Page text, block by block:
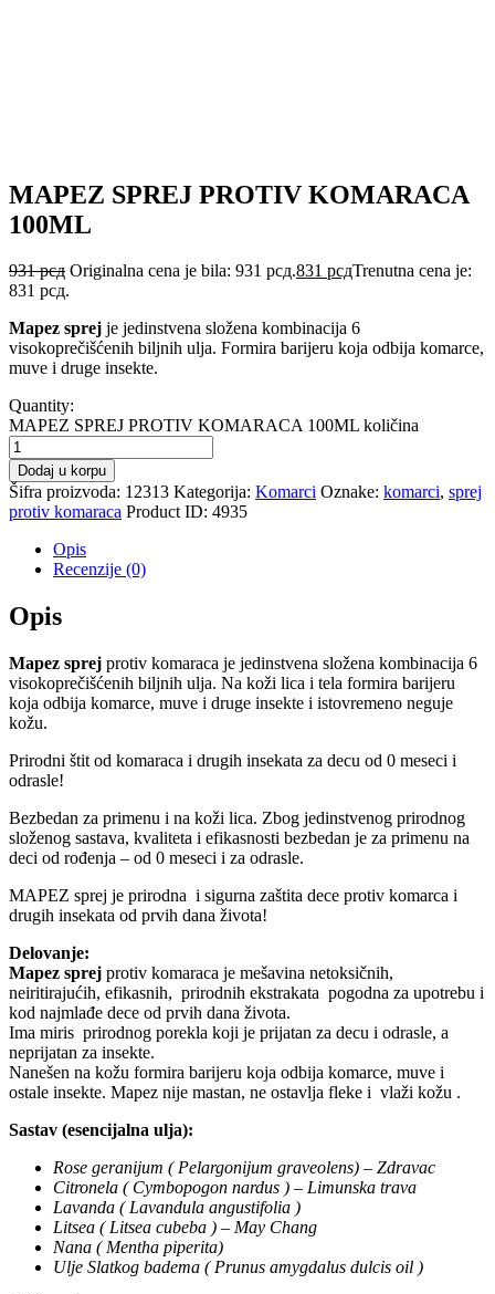
MAPEZ SPREJ PROTIV KOMARACA
100ML
931рсд Originalna cena je bila: 931 рсд.831 рсдTrenutna cena je:
831 рсд.
Mapez sprej je jedinstvena složena kombinacija 6
visokoprečišćenih biljnih ulja. Formira barijeru koja odbija komarce,
muve i druge insekte.
Quantity:
MAPEZ SPREJ PROTIV KOMARACA 100ML količina
Dodaj u korpu
Šifra proizvoda: 12313 Kategorija: Komarci Oznake: komarci, sprej
protiv komaraca Product ID: 4935
Opis
Recenzije (0)
Opis
Mapez sprej protiv komaraca je jedinstvena složena kombinacija 6
visokoprečišćenih biljnih ulja. Na koži lica i tela formira barijeru
koja odbija komarce, muve i druge insekte i istovremeno neguje
kožu.
Prirodni štit od komaraca i drugih insekata za decu od 0 meseci i
odrasle!
Bezbedan za primenu i na koži lica. Zbog jedinstvenog prirodnog
složenog sastava, kvaliteta i efikasnosti bezbedan je za primenu na
deci od rođenja – od 0 meseci i za odrasle.
MAPEZ sprej je prirodna i sigurna zaštita dece protiv komarca i
drugih insekata od prvih dana života!
Delovanje:
Mapez sprej protiv komaraca je mešavina netoksičnih,
neiritirajućih, efikasnih, prirodnih ekstrakata pogodna za upotrebu i
kod najmlađe dece od prvih dana života.
Ima miris prirodnog porekla koji je prijatan za decu i odrasle, a
neprijatan za insekte.
Nanešen na kožu formira barijeru koja odbija komarce, muve i
ostale insekte. Mapez nije mastan, ne ostavlja fleke i vlaži kožu .
Sastav (esencijalna ulja):
Rose geranijum ( Pelargonijum graveolens) – Zdravac
Citronela ( Cymbopogon nardus ) – Limunska trava
Lavanda ( Lavandula angustifolia )
Litsea ( Litsea cubeba ) – May Chang
Nana ( Mentha piperita)
Ulje Slatkog badema ( Prunus amygdalus dulcis oil )